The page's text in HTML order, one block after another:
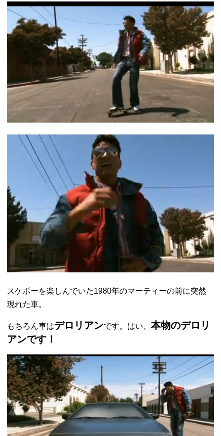
スケボーを楽しんでいた1980年のマーティーの前に突然
現れた車。
もちろん車はデロリアンです。はい、本物のデロリ
アンです！